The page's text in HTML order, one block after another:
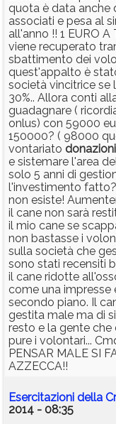
quota è data anche
associati e pesa al
all'anno !! 1 EURO
viene recuperato
sbattimento dei
quest'appalto è
società vincitrice se
30%.. Allora conti
guadagnare (
onlus) con 59000
150000? ( 98000
vontariato donazioni
e sistemare l'area
solo 5 anni di
l'investimento
non esiste!
il cane non sarà
il mio cane se
non bastasse i
sulla società che
sono stati recensiti
il cane ridotte
come una impresse
secondo piano. Il
gestita male ma di
resto e la gente
pure i volontari...
PENSAR MALE SI
AZZECCA!!
Esercitazioni della
2014 - 08:35